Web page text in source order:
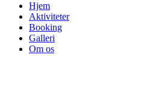
Hjem
Aktiviteter
Booking
Galleri
Om os